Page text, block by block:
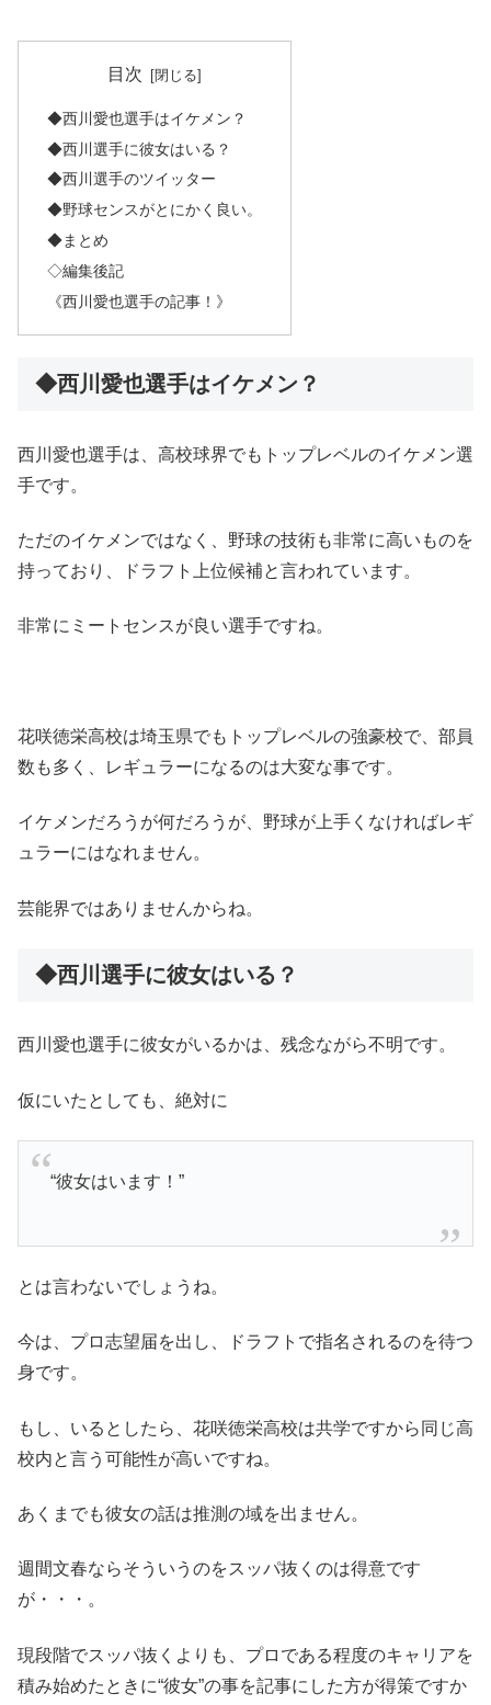
目次
◆西川愛也選手はイケメン？
◆西川選手に彼女はいる？
◆西川選手のツイッター
◆野球センスがとにかく良い。
◆まとめ
◇編集後記
《西川愛也選手の記事！》
◆西川愛也選手はイケメン？
西川愛也選手は、高校球界でもトップレベルのイケメン選
手です。
ただのイケメンではなく、野球の技術も非常に高いものを
持っており、ドラフト上位候補と言われています。
非常にミートセンスが良い選手ですね。
花咲徳栄高校は埼玉県でもトップレベルの強豪校で、部員
数も多く、レギュラーになるのは大変な事です。
イケメンだろうが何だろうが、野球が上手くなければレギ
ュラーにはなれません。
芸能界ではありませんからね。
◆西川選手に彼女はいる？
西川愛也選手に彼女がいるかは、残念ながら不明です。
仮にいたとしても、絶対に
“彼女はいます！”
とは言わないでしょうね。
今は、プロ志望届を出し、ドラフトで指名されるのを待つ
身です。
もし、いるとしたら、花咲徳栄高校は共学ですから同じ高
校内と言う可能性が高いですね。
あくまでも彼女の話は推測の域を出ません。
週間文春ならそういうのをスッパ抜くのは得意です
が・・・。
現段階でスッパ抜くよりも、プロである程度のキャリアを
積み始めたときに“彼女”の事を記事にした方が得策ですか